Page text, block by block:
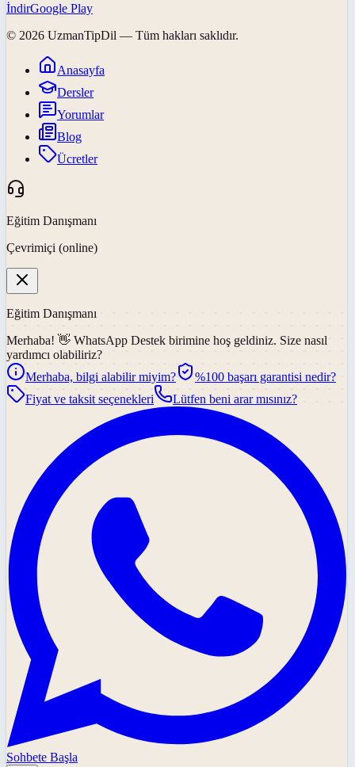
İndirGoogle Play
© 2026 UzmanTipDil — Tüm hakları saklıdır.
Anasayfa
Dersler
Yorumlar
Blog
Ücretler
Eğitim Danışmanı
Çevrimiçi (online)
Eğitim Danışmanı
Merhaba! 👋 WhatsApp Destek birimine hoş geldiniz. Size nasıl
yardımcı olabiliriz?
Merhaba, bilgi alabilir miyim?
%100 başarı garantisi nedir?
Fiyat ve taksit seçenekleri
Lütfen beni arar mısınız?
Sohbete Başla